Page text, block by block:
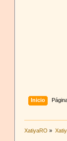
Inicio
XatiyaRO »